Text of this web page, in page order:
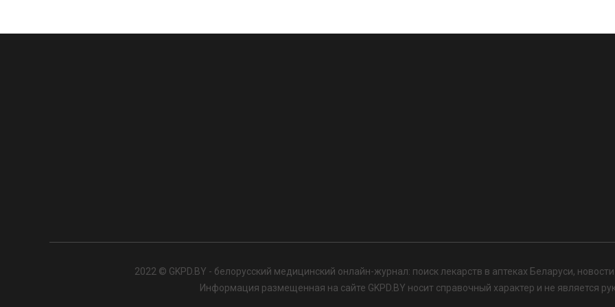
2022 © GKPD.BY - белорусский медицинский онлайн-журнал: поиск лекарств в аптеках Беларуси,
Информация размещенная на сайте GKPD.BY носит справочный характер и не является